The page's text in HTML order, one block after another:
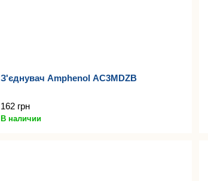
З'єднувач Amphenol AC3MDZB
162 грн
В наличии